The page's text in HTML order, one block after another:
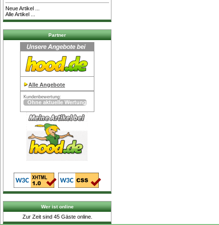
Neue Artikel ...
Alle Artikel ...
Partner
Alle Angebote
Kundenbewertung:
Wer ist online
Zur Zeit sind 45 Gäste online.